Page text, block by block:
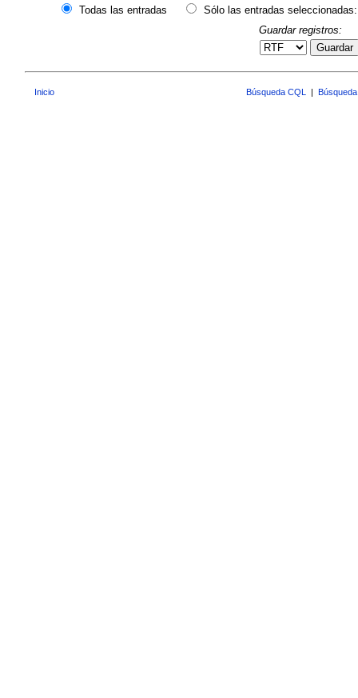
Todas las entradas
Sólo las entradas seleccionadas:
Guardar registros:
Guardar
Inicio Búsqueda CQL